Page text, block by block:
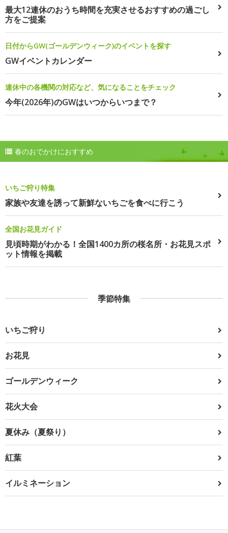
最大12連休のおうち時間を充実させるおすすめの過ごし
方をご提案
日付からGW(ゴールデンウィーク)のイベントを探す
GWイベントカレンダー
連休中の各機関の対応など、気になることをチェック
今年(2026年)のGWはいつからいつまで？
春のおでかけにおすすめ
いちご狩り特集
家族や友達を誘って新鮮ないちごを食べに行こう
全国お花見ガイド
見頃時期がわかる！全国1400カ所の桜名所・お花見スポ
ット情報を掲載
季節特集
いちご狩り
お花見
ゴールデンウィーク
花火大会
夏休み（夏祭り）
紅葉
イルミネーション